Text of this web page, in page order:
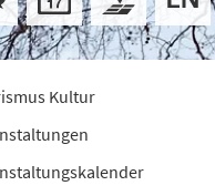
Kultur